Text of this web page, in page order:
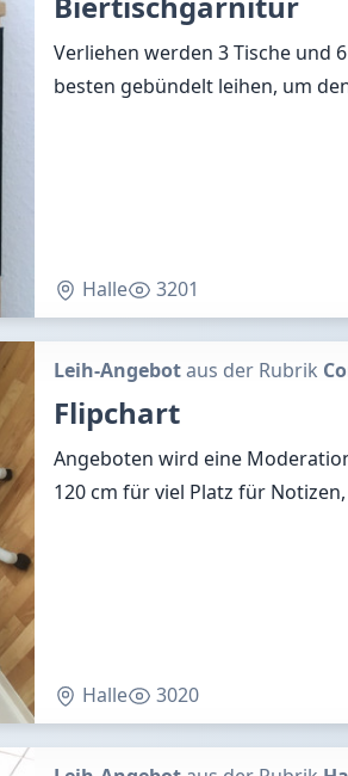
Verliehen werden 3 Tische und
besten gebündelt leihen, um
Halle 3201
Leih-Angebotaus der Rubrik
Flipchart
Angeboten wird eine
120 cm für viel Platz für
Halle 3020